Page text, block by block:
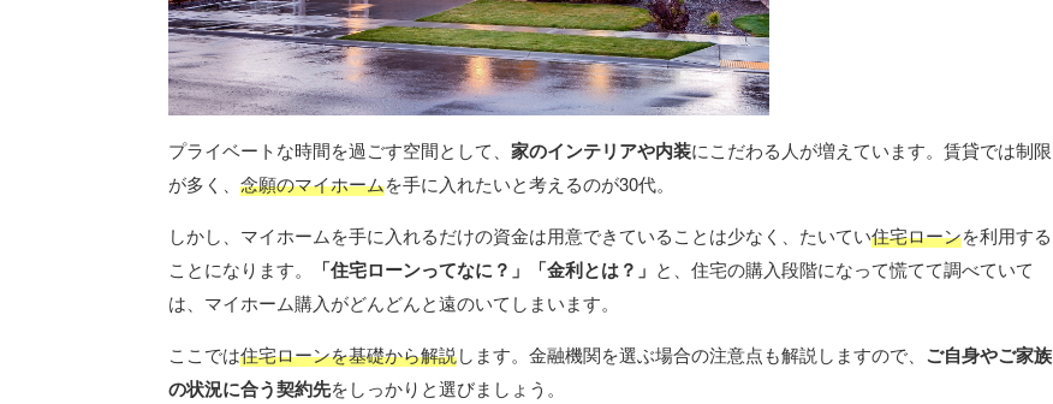
プライベートな時間を過ごす空間として、 家のインテリアや内装にこだわる人が増えています。賃貸では制限
が多く、 念願のマイホームを手に入れたいと考えるのが30代。
しかし、マイホームを手に入れるだけの資金は用意できていることは少なく、たいてい住宅ローンを利用する
ことになります。
「住宅ローンってなに？」「金利とは？」 と、住宅の購入段階になって慌てて調べていて
は、マイホーム購入がどんどんと遠のいてしまいます。
ここでは住宅ローンを基礎から解説します。金融機関を選ぶ場合の注意点も解説しますので、 ご自身やご家族
の状況に合う契約先をしっかりと選びましょう。